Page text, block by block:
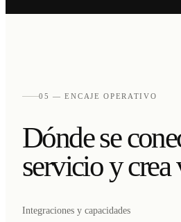
05 — ENCAJE OPERATIVO
Dónde se
servicio y crea
Integraciones y capacidades